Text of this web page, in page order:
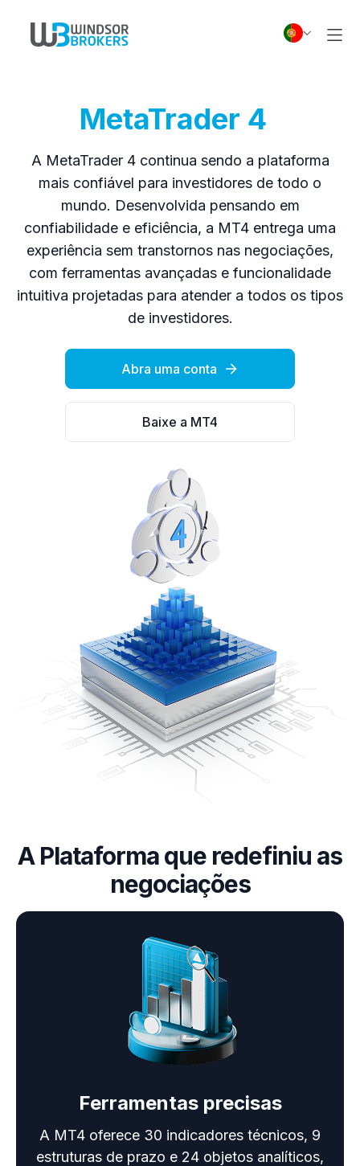
MetaTrader 4
A MetaTrader 4 continua sendo a plataforma
mais confiável para investidores de todo o
mundo. Desenvolvida pensando em
confiabilidade e eficiência, a MT4 entrega uma
experiência sem transtornos nas negociações,
com ferramentas avançadas e funcionalidade
intuitiva projetadas para atender a todos os tipos
de investidores.
Abra uma conta
Baixe a MT4
A Plataforma que redefiniu as
negociações
Ferramentas precisas
A MT4 oferece 30 indicadores técnicos, 9
estruturas de prazo e 24 objetos analíticos,